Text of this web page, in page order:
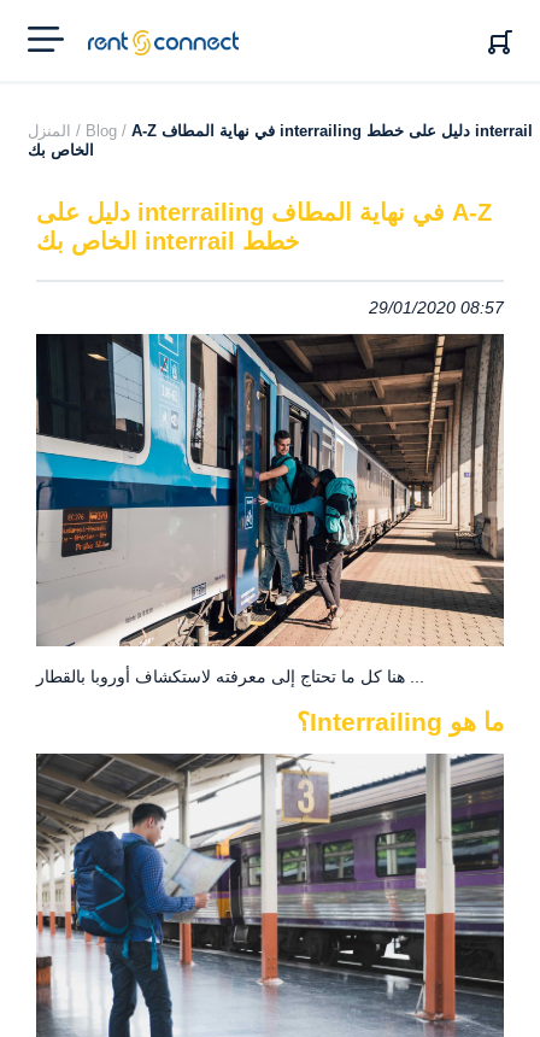
RENT'N
CONNECT
المنزل / Blog / A-Z في نهاية المطاف interrailing دليل على خطط interrail
الخاص بك
A-Z في نهاية المطاف interrailing دليل على
خطط interrail الخاص بك
29/01/2020 08:57
ما هو Interrailing؟